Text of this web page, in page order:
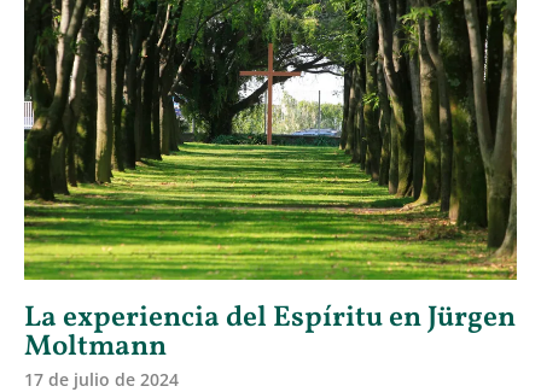
La experiencia del Espíritu en Jürgen
Moltmann
17 de julio de 2024